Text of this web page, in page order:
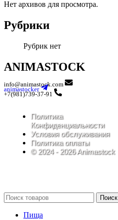
Нет архивов для просмотра.
Рубрики
Рубрик нет
ANIMASTOCK
info@animastock.com
animastocker
+7(981)739-37-91
Политика
Конфиденциальности
Условия обслуживания
Политика оплаты
© 2024 - 2026 Animastock
Поиск
Пища